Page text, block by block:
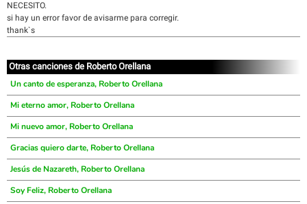
NECESITO.
si hay un error favor de avisarme para corregir.
thank`s
Otras canciones de Roberto Orellana
Un canto de esperanza, Roberto Orellana
Mi eterno amor, Roberto Orellana
Mi nuevo amor, Roberto Orellana
Gracias quiero darte, Roberto Orellana
Jesús de Nazareth, Roberto Orellana
Soy Feliz, Roberto Orellana